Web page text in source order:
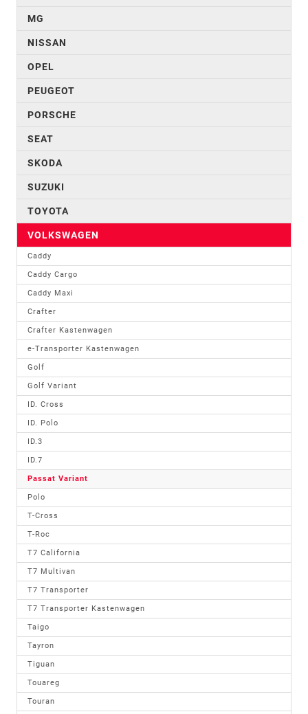
MG
NISSAN
OPEL
PEUGEOT
PORSCHE
SEAT
SKODA
SUZUKI
TOYOTA
VOLKSWAGEN
Caddy
Caddy Cargo
Caddy Maxi
Crafter
Crafter Kastenwagen
e-Transporter Kastenwagen
Golf
Golf Variant
ID. Cross
ID. Polo
ID.3
ID.7
Passat Variant
Polo
T-Cross
T-Roc
T7 California
T7 Multivan
T7 Transporter
T7 Transporter Kastenwagen
Taigo
Tayron
Tiguan
Touareg
Touran